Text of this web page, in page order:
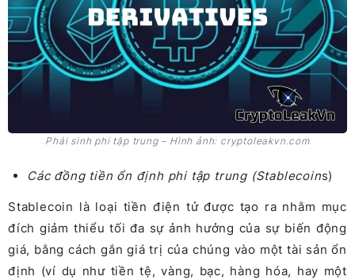
Phái sinh phi tập trung – Hình ảnh: cryptoleakvn.com
Các đồng tiền ổn định phi tập trung (Stablecoins)
Stablecoin là loại tiền điện tử được tạo ra nhằm mục
đích giảm thiểu tối đa sự ảnh hưởng của sự biến động
giá, bằng cách gắn giá trị của chúng vào một tài sản ổn
định (ví dụ như tiền tệ, vàng, bạc, hàng hóa, hay một